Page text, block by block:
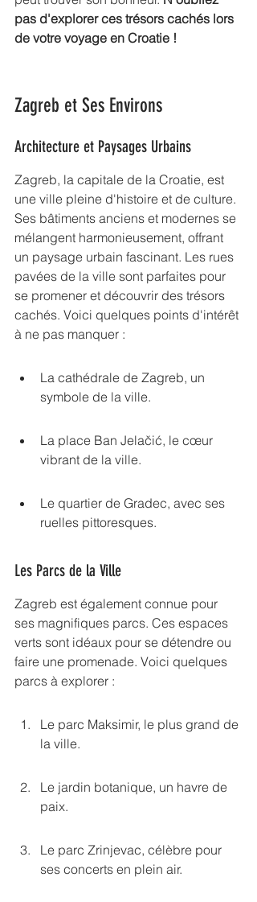
pas d'explorer ces trésors cachés lors
de votre voyage en Croatie !
Zagreb et Ses Environs
Architecture et Paysages Urbains
Zagreb, la capitale de la Croatie, est
une ville pleine d'histoire et de culture.
Ses bâtiments anciens et modernes se
mélangent harmonieusement, offrant
un paysage urbain fascinant. Les rues
pavées de la ville sont parfaites pour
se promener et découvrir des trésors
cachés. Voici quelques points d'intérêt
à ne pas manquer :
La cathédrale de Zagreb, un
symbole de la ville.
La place Ban Jelačić, le cœur
vibrant de la ville.
Le quartier de Gradec, avec ses
ruelles pittoresques.
Les Parcs de la Ville
Zagreb est également connue pour
ses magnifiques parcs. Ces espaces
verts sont idéaux pour se détendre ou
faire une promenade. Voici quelques
parcs à explorer :
Le parc Maksimir, le plus grand de
la ville.
Le jardin botanique, un havre de
paix.
Le parc Zrinjevac, célèbre pour
ses concerts en plein air.